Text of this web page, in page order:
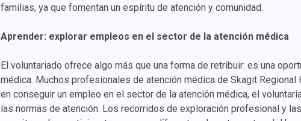
familias, ya que fomentan un espíritu de atención y comunidad.
Aprender: explorar empleos en el sector de la atención médica
El voluntariado ofrece algo más que una forma de retribuir: es una
médica. Muchos profesionales de atención médica de Skagit
en conseguir un empleo en el sector de la atención médica, el
las normas de atención. Los recorridos de exploración profesional y